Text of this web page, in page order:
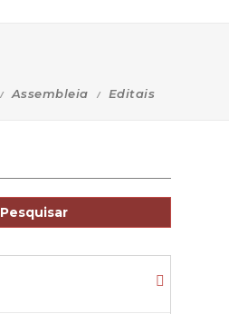
Assembleia Editais
Pesquisar